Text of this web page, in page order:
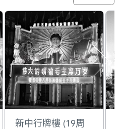
新中行牌樓 (19周